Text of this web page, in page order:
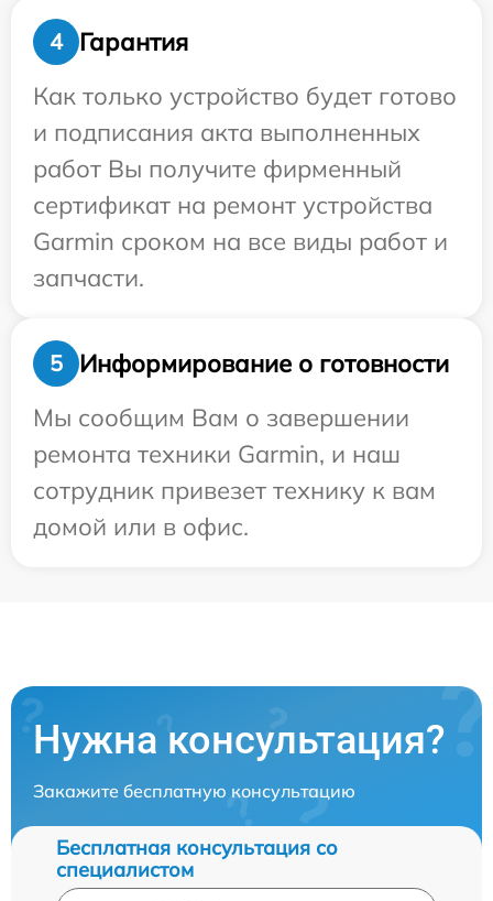
4
Гарантия
Как только устройство будет готово
и подписания акта выполненных
работ Вы получите фирменный
сертификат на ремонт устройства
Garmin сроком на все виды работ и
запчасти.
5
Информирование о готовности
Мы сообщим Вам о завершении
ремонта техники Garmin, и наш
сотрудник привезет технику к вам
домой или в офис.
Нужна консультация?
Закажите бесплатную консультацию
Бесплатная консультация со
специалистом